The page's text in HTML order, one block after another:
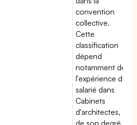
convention
collective.
Cette
classification
dépend
notamment de
l'expérience du
salarié dans
Cabinets
d'architectes,
de son degré